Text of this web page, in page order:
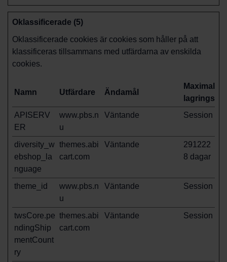
Oklassificerade (5)
Oklassificerade cookies är cookies som håller på att
klassificeras tillsammans med utfärdarna av enskilda
cookies.
Namn Utfärdare Ändamål
Maximal
lagringstid
APISERV
ER
www.pbs.n
u
Väntande Session
diversity_w
ebshop_la
nguage
themes.abi
cart.com
Väntande
291222
8 dagar
theme_id
www.pbs.n
u
Väntande Session
twsCore.pe
ndingShip
mentCount
ry
themes.abi
cart.com
Väntande Session